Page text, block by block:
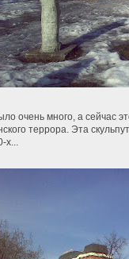
очень много, а сейчас
террора. Эта